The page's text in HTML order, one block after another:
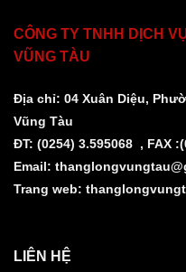
CÔNG TY TNHH DỊCH
VŨNG TÀU
Địa chỉ: 04 Xuân Diệu,
Vũng Tàu
ĐT: (0254) 3.595068 , FAX
Email:
Trang web:
LIÊN HỆ